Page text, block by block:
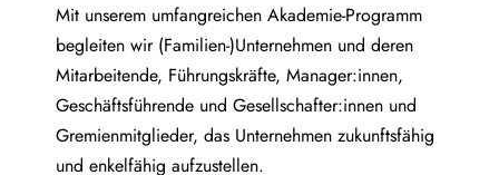
Mit unserem umfangreichen Akademie-Programm
begleiten wir (Familien-)Unternehmen und deren
Mitarbeitende, Führungskräfte, Manager:innen,
Geschäftsführende und Gesellschafter:innen und
Gremienmitglieder, das Unternehmen zukunftsfähig
und enkelfähig aufzustellen.